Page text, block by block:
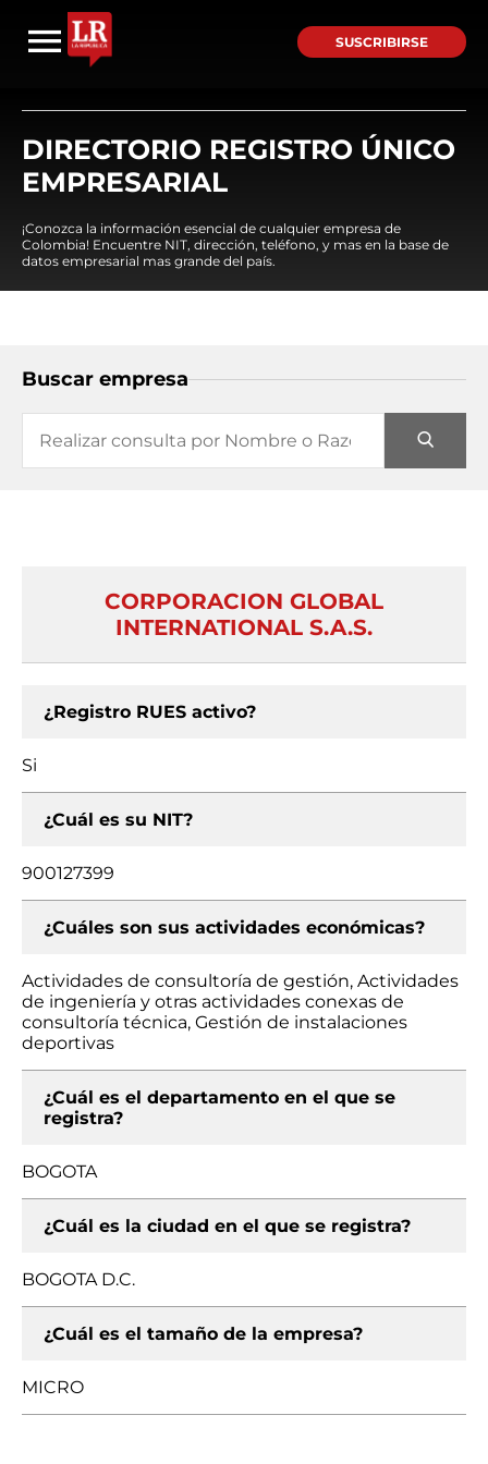
SUSCRIBIRSE
DIRECTORIO REGISTRO ÚNICO
EMPRESARIAL
¡Conozca la información esencial de cualquier empresa de
Colombia! Encuentre NIT, dirección, teléfono, y mas en la base de
datos empresarial mas grande del país.
Buscar empresa
CORPORACION GLOBAL
INTERNATIONAL S.A.S.
¿Registro RUES activo?
Si
¿Cuál es su NIT?
900127399
¿Cuáles son sus actividades económicas?
Actividades de consultoría de gestión, Actividades
de ingeniería y otras actividades conexas de
consultoría técnica, Gestión de instalaciones
deportivas
¿Cuál es el departamento en el que se
registra?
BOGOTA
¿Cuál es la ciudad en el que se registra?
BOGOTA D.C.
¿Cuál es el tamaño de la empresa?
MICRO